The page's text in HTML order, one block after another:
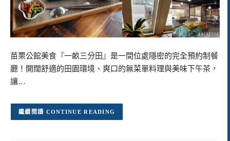
苗栗公館美食『一畝三分田』是一間位處隱密的完全預約制餐
廳！開闊舒適的田園環境、爽口的無菜單料理與美味下午茶，
讓…
CONTINUE READING